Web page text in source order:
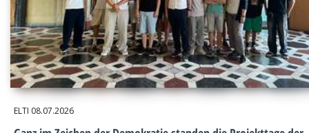
ELTI 08.07.2026